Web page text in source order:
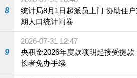
8
统计局8月1日起派员上门 协助住户完成2026 中
期人口统计问卷
9
2026-07-31 12:47
央积金2026年度款项明起接受提款 合发放条件
长者免办手续